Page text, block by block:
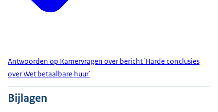
Antwoorden op Kamervragen over bericht 'Harde conclusies
over Wet betaalbare huur'
Bijlagen